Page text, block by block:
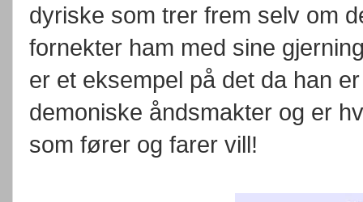
dyriske som trer frem selv om
fornekter ham med sine
er et eksempel på det da han
demoniske åndsmakter og er
som fører og farer vill!